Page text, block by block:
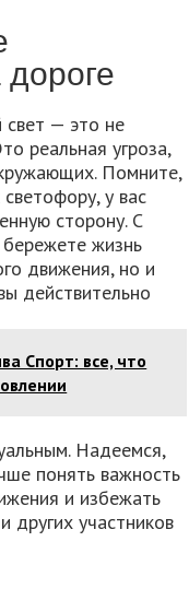
свет — это не
реальная угроза,
Помните,
у вас
сторону. С
жизнь
движения, но и
действительно
Спорт: все, что
Надеемся,
понять важность
и избежать
других участников